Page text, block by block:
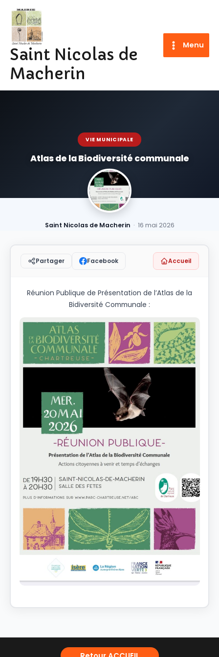
contenu
Saint Nicolas de
Macherin
Menu
VIE MUNICIPALE
Atlas de la Biodiversité communale
Saint Nicolas de Macherin · 16 mai 2026
Partager Facebook Accueil
Réunion Publique de Présentation de l’Atlas de la
Bidiversité Communale :